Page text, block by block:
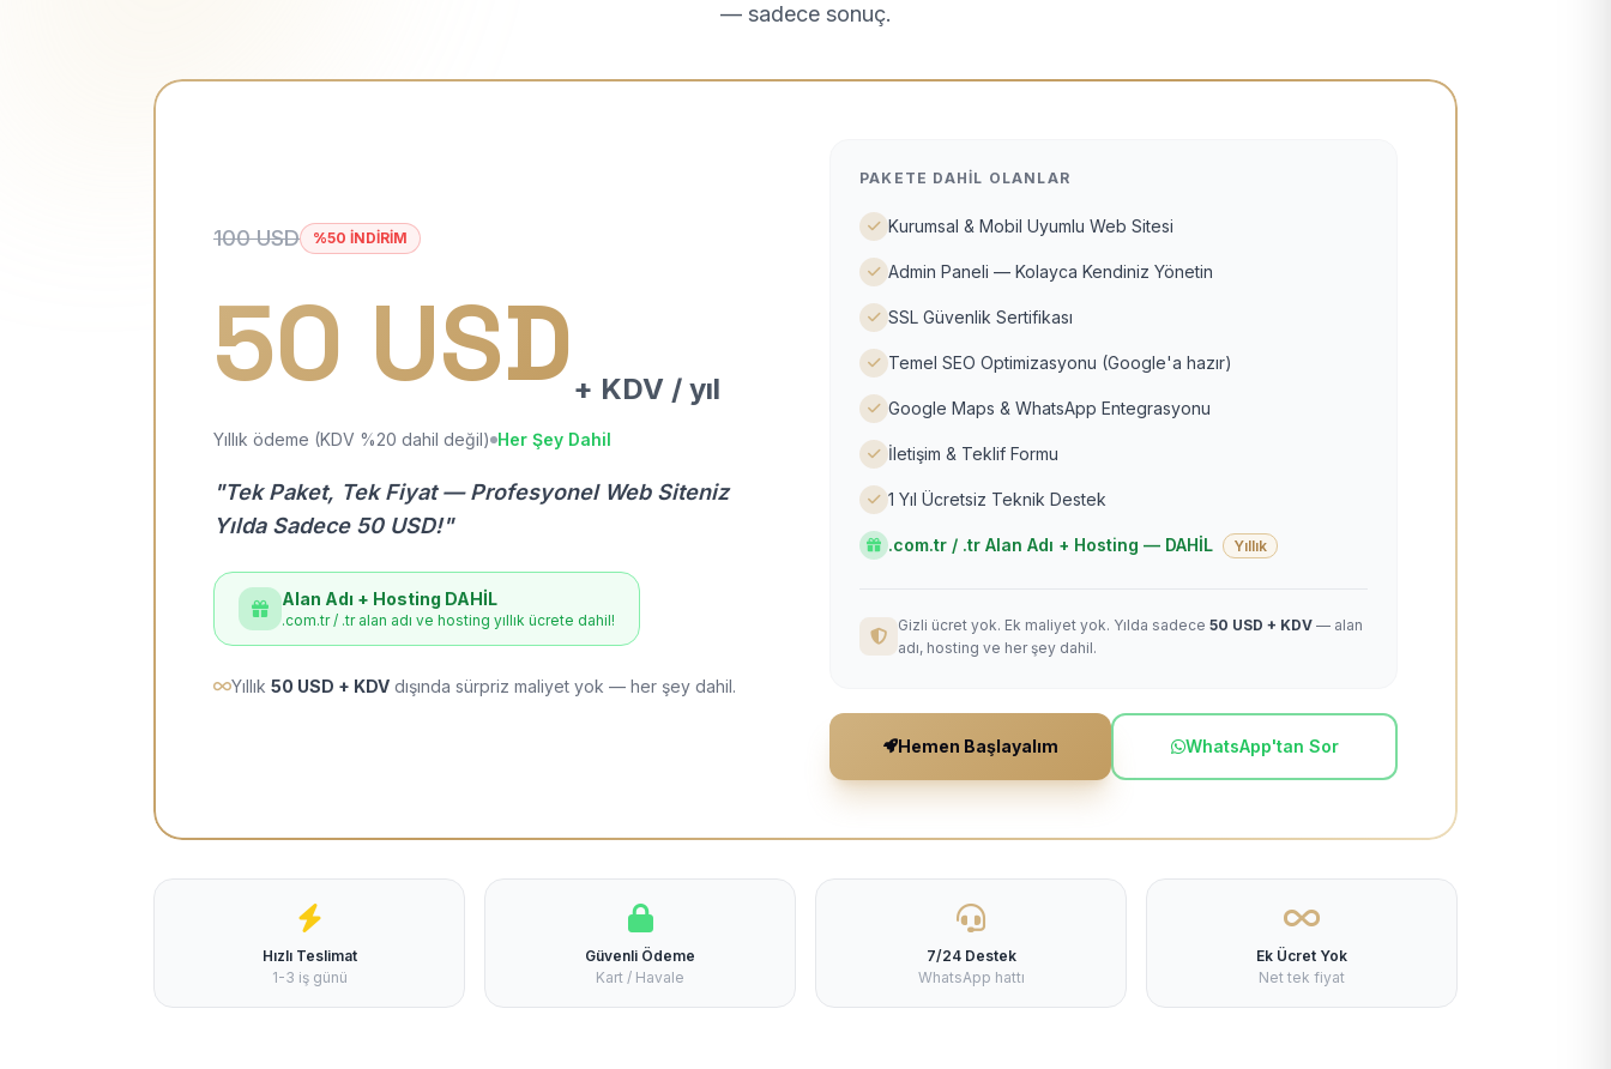
— sadece sonuç.
100 USD %50 İNDİRİM
50 USD + KDV / yıl
Yıllık ödeme (KDV %20 dahil değil) Her Şey Dahil
"Tek Paket, Tek Fiyat — Profesyonel Web Siteniz
Yılda Sadece 50 USD!"
Alan Adı + Hosting DAHİL
.com.tr / .tr alan adı ve hosting yıllık ücrete dahil!
Yıllık 50 USD + KDV dışında sürpriz maliyet yok — her şey dahil.
PAKETE DAHIL OLANLAR
Kurumsal & Mobil Uyumlu Web Sitesi
Admin Paneli — Kolayca Kendiniz Yönetin
SSL Güvenlik Sertifikası
Temel SEO Optimizasyonu (Google'a hazır)
Google Maps & WhatsApp Entegrasyonu
İletişim & Teklif Formu
1 Yıl Ücretsiz Teknik Destek
.com.tr / .tr Alan Adı + Hosting — DAHİL Yıllık
Gizli ücret yok. Ek maliyet yok. Yılda sadece 50 USD + KDV — alan
adı, hosting ve her şey dahil.
Hemen Başlayalım WhatsApp'tan Sor
Hızlı Teslimat
1-3 iş günü
Güvenli Ödeme
Kart / Havale
7/24 Destek
WhatsApp hattı
Ek Ücret Yok
Net tek fiyat